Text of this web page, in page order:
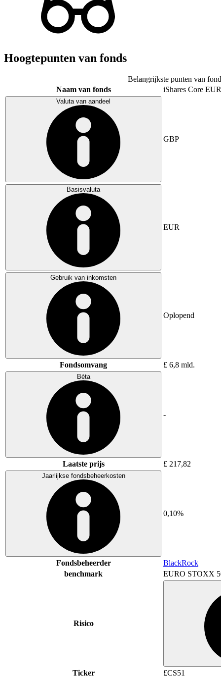
Hoogtepunten van fonds
Belangrijkste punten van
Naam van fonds
iShares Core
Valuta van aandeel
GBP
Basisvaluta
EUR
Gebruik van inkomsten
Oplopend
Fondsomvang £ 6,8 mld.
Bèta
-
Laatste prijs £ 217,82
Jaarlijkse fondsbeheerkosten
0,10%
Fondsbeheerder
BlackRock
benchmark
EURO STOXX
Risico
Ticker
£CS51